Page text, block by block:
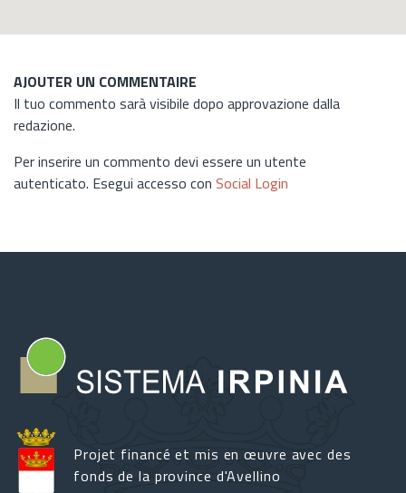
AJOUTER UN COMMENTAIRE
Il tuo commento sarà visibile dopo approvazione dalla
redazione.
Per inserire un commento devi essere un utente
autenticato. Esegui accesso con Social Login
Projet financé et mis en œuvre avec des
fonds de la province d'Avellino